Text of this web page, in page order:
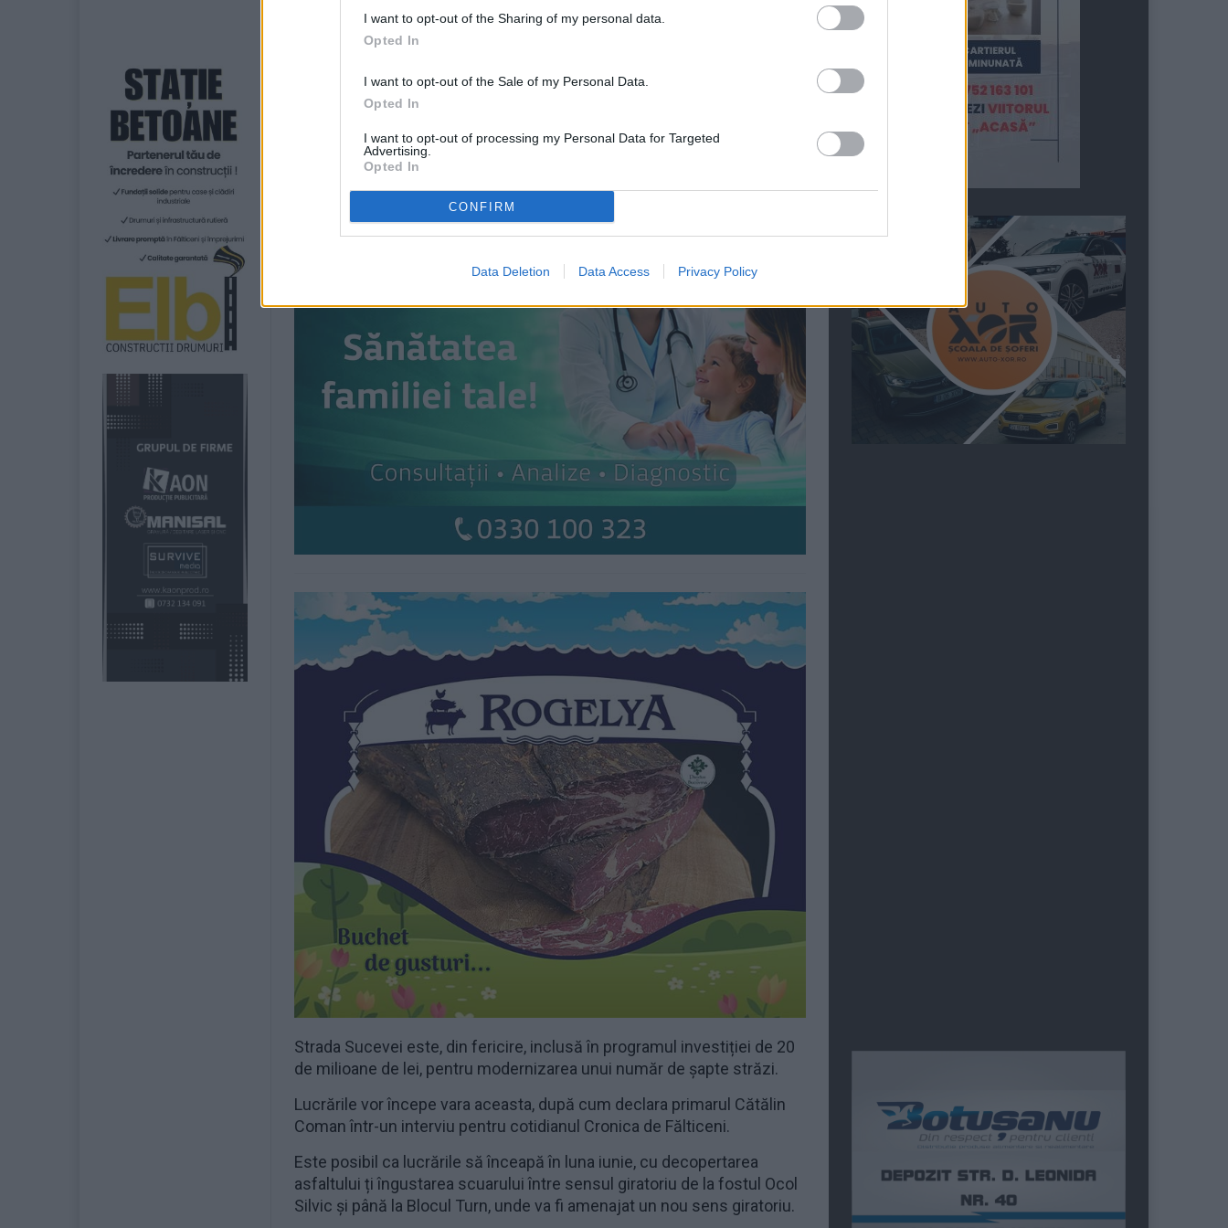
I want to opt-out of the Sharing of my personal data.
Opted In
I want to opt-out of the Sale of my Personal Data.
Opted In
I want to opt-out of processing my Personal Data for Targeted
Advertising.
Opted In
CONFIRM
Data Deletion Data Access Privacy Policy
Cu toate acestea au rămas denivelările și câteva canale de scurgere
vehicule de tonaj care trec săptămânal.
manevre făcute pentru ocolirea gropilor.
Strada Sucevei este, din fericire, inclusă în programul investiției de 20
de milioane de lei, pentru modernizarea unui număr de șapte străzi.
Lucrările vor începe vara aceasta, după cum declara primarul Cătălin
Coman într-un interviu pentru cotidianul Cronica de Fălticeni.
Este posibil ca lucrările să înceapă în luna iunie, cu decopertarea
asfaltului ți îngustarea scuarului între sensul giratoriu de la fostul Ocol
Silvic și până la Blocul Turn, unde va fi amenajat un nou sens giratoriu.